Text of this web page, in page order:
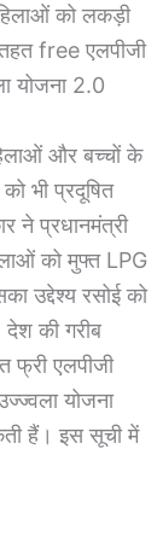
को लकड़ी
free एलपीजी
योजना 2.0
और बच्चों के
भी प्रदूषित
ने प्रधानमंत्री
को मुफ्त LPG
उद्देश्य रसोई को
की गरीब
फ्री एलपीजी
योजना
हैं। इस सूची में